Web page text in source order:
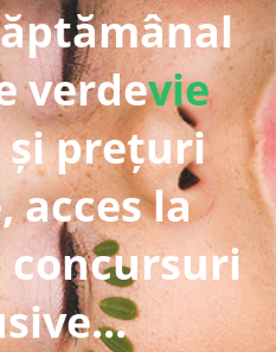
verdevie
prețuri
acces la
concursuri